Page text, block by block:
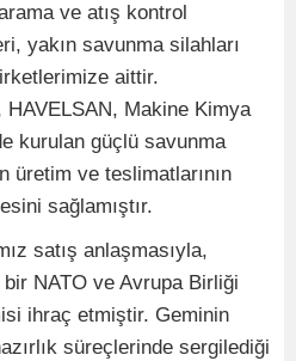
ve atış kontrol
yakın savunma silahları
aittir.
Makine Kimya
kurulan güçlü savunma
üretim ve teslimatlarının
sağlamıştır.
satış anlaşmasıyla,
NATO ve Avrupa Birliği
ihraç etmiştir. Geminin
süreçlerinde sergilediği